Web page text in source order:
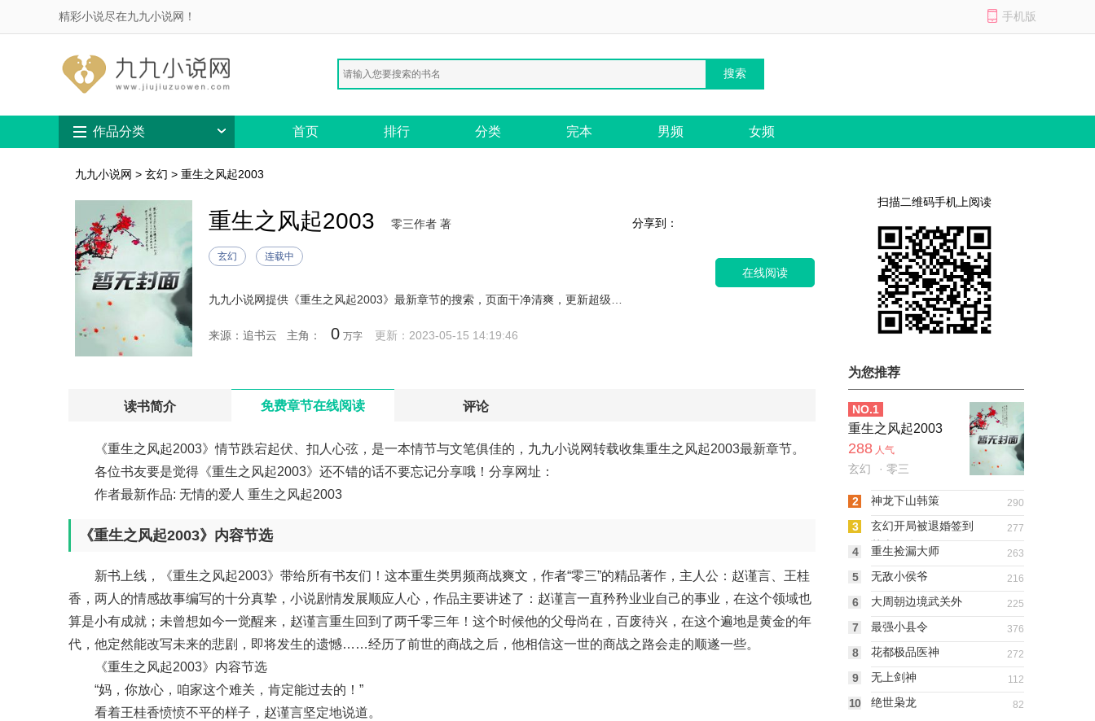
精彩小说尽在九九小说网！ 手机版
作品分类 首页 排行 分类 完本 男频 女频
九九小说网 > 玄幻 > 重生之风起2003
重生之风起2003 零三作者 著
玄幻 连载中
来源：追书云 主角： 0 万字 更新：2023-05-15 14:19:46
在线阅读
分享到：
扫描二维码手机上阅读
读书简介 免费章节在线阅读 评论
《重生之风起2003》情节跌宕起伏、扣人心弦，是一本情节与文笔俱佳的，九九小说网转载收集重生之风起2003最新章节。
各位书友要是觉得《重生之风起2003》还不错的话不要忘记分享哦！分享网址：
作者最新作品: 无情的爱人 重生之风起2003
《重生之风起2003》内容节选
新书上线，《重生之风起2003》带给所有书友们！这本重生类男频商战爽文，作者“零三”的精品著作，主人公：赵谨言、王桂
香，两人的情感故事编写的十分真挚，小说剧情发展顺应人心，作品主要讲述了：赵谨言一直矜矜业业自己的事业，在这个领域也
算是小有成就；未曾想如今一觉醒来，赵谨言重生回到了两千零三年！这个时候他的父母尚在，百废待兴，在这个遍地是黄金的年
代，他定然能改写未来的悲剧，即将发生的遗憾……经历了前世的商战之后，他相信这一世的商战之路会走的顺遂一些。
《重生之风起2003》内容节选
“妈，你放心，咱家这个难关，肯定能过去的！”
看着王桂香愤愤不平的样子，赵谨言坚定地说道。
为您推荐
NO.1
重生之风起2003
288 人气
玄幻 · 零三
2 神龙下山韩策 290
3
玄幻开局被退婚签到
荒古圣体
277
4 重生捡漏大师 263
5 无敌小侯爷 216
6 大周朝边境武关外 225
7 最强小县令 376
8 花都极品医神 272
9 无上剑神 112
10 绝世枭龙 82